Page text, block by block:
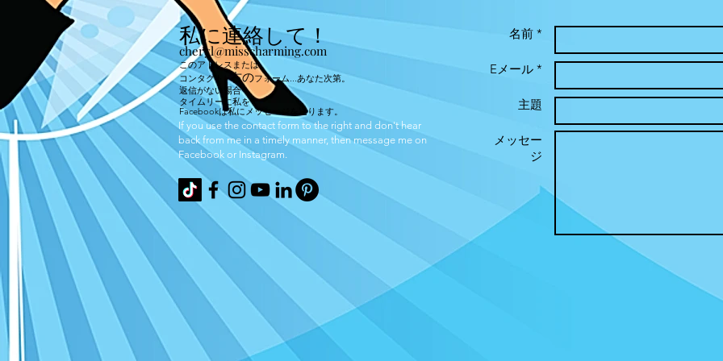
私に連絡して！
cheryl@misscharming.com
このアドレスまたは
コンタクト
右のフォーム...あなた次第。
返信がない場合
タイムリーに私を
Facebookは私にメッセージを送ります。
If you use the contact form to the right and don't hear
back from me in a timely manner, then message me on
Facebook or Instagram.
名前 *
Eメール *
主題
メッセー
ジ